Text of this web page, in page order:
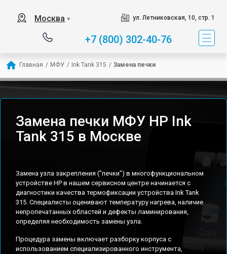
Москва ▼ ул. Летниковская, 10, стр. 1
+7 (800) 302-40-76
Главная / МФУ / Ink Tank 315 / Замена печки
Замена печки МФУ HP Ink
Tank 315 в Москве
Замена узла закрепления ("печки") в многофункциональном
устройстве HP в нашем сервисном центре начинается с
диагностики качества термофиксации устройства Ink Tank
315. Специалисты оценивают температуру нагрева, наличие
непропечатанных областей и дефекты ламинирования,
определяя необходимость замены узла.
Процедура замены включает разборку корпуса с
использованием специализированного инструмента,